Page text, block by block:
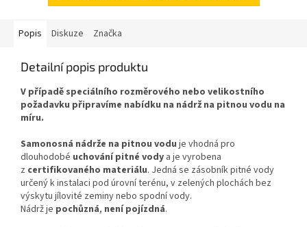
Popis Diskuze Značka
Detailní popis produktu
V případě speciálního rozměrového nebo velikostního
požadavku připravíme nabídku na nádrž na pitnou vodu na
míru.
Samonosná nádrže na pitnou vodu je vhodná pro
dlouhodobé uchování pitné vody a je vyrobena
z certifikovaného materiálu. Jedná se zásobník pitné vody
určený k instalaci pod úrovní terénu, v zelených plochách bez
výskytu jílovité zeminy nebo spodní vody.
Nádržje pochůzná, není pojízdná.